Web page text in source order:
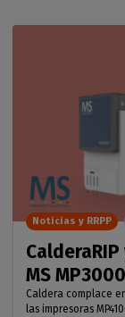
MS
Caldera complace
las impresoras
Noticias y RRPP